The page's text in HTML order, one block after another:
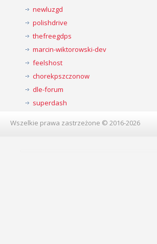
newluzgd
polishdrive
thefreegdps
marcin-wiktorowski-dev
feelshost
chorekpszczonow
dle-forum
superdash
Wszelkie prawa zastrzeżone © 2016-2026